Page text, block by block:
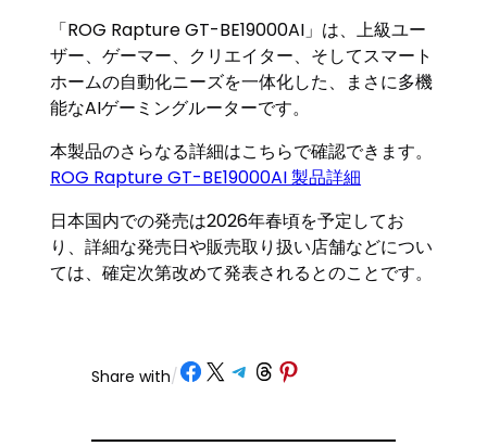
「ROG Rapture GT-BE19000AI」は、上級ユー
ザー、ゲーマー、クリエイター、そしてスマート
ホームの自動化ニーズを一体化した、まさに多機
能なAIゲーミングルーターです。
本製品のさらなる詳細はこちらで確認できます。
ROG Rapture GT-BE19000AI 製品詳細
日本国内での発売は2026年春頃を予定してお
り、詳細な発売日や販売取り扱い店舗などについ
ては、確定次第改めて発表されるとのことです。
Share with/ Share on Facebook
Share on X Share on Telegram
Share on Threads
Share on Pinterest